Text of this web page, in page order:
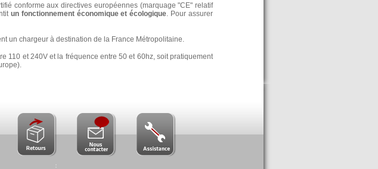
conforme aux directives européennes (marquage "CE" relatif
un fonctionnement économique et écologique. Pour assurer
un chargeur à destination de la France Métropolitaine.
110 et 240V et la fréquence entre 50 et 60hz, soit pratiquement